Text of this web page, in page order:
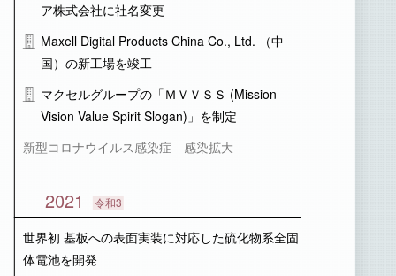
ア株式会社に社名変更
Maxell Digital Products China Co., Ltd. （中
国）の新工場を竣工
マクセルグループの「ＭＶＶＳＳ (Mission
Vision Value Spirit Slogan)」を制定
新型コロナウイルス感染症 感染拡大
2021 令和3
世界初 基板への表面実装に対応した硫化物系全固
体電池を開発